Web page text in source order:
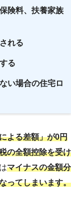
険料、扶養家族
れる
る
い場合の住宅ロ
よる差額」が0円
の全額控除を受け
マイナスの金額分
ってしまいます。